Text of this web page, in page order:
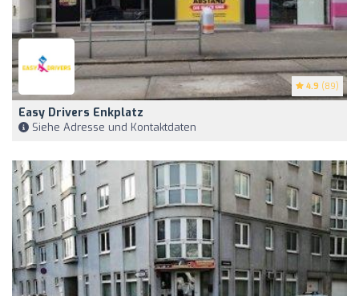
4.9 (89)
Easy Drivers Enkplatz
Siehe Adresse und Kontaktdaten